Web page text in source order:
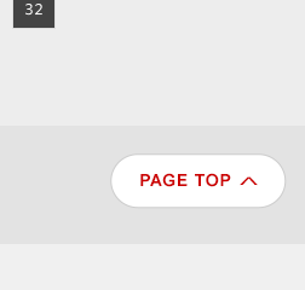
32